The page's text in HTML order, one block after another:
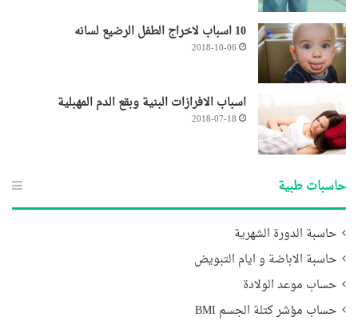
10 اسباب لاخراج الطفل الرضيع لسانه
2018-10-06
اسباب الافرازات البنية وبقع الدم المهبلية
2018-07-18
حاسبات طبية
حاسبة الدورة الشهرية
حاسبة الاباضة و ايام التبويض
حساب موعد الولادة
حساب مؤشر كتلة الجسم BMI